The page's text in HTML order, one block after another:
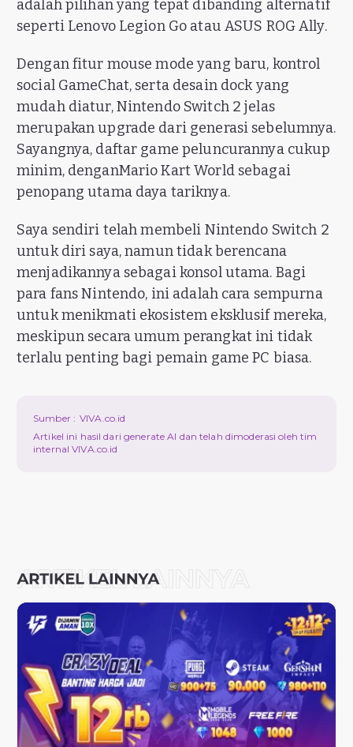
adalah pilihan yang tepat dibanding alternatif
seperti Lenovo Legion Go atau ASUS ROG Ally.
Dengan fitur mouse mode yang baru, kontrol
social GameChat, serta desain dock yang
mudah diatur, Nintendo Switch 2 jelas
merupakan upgrade dari generasi sebelumnya.
Sayangnya, daftar game peluncurannya cukup
minim, denganMario Kart World sebagai
penopang utama daya tariknya.
Saya sendiri telah membeli Nintendo Switch 2
untuk diri saya, namun tidak berencana
menjadikannya sebagai konsol utama. Bagi
para fans Nintendo, ini adalah cara sempurna
untuk menikmati ekosistem eksklusif mereka,
meskipun secara umum perangkat ini tidak
terlalu penting bagi pemain game PC biasa.
Sumber : VIVA.co.id
Artikel ini hasil dari generate AI dan telah dimoderasi oleh tim
internal VIVA.co.id